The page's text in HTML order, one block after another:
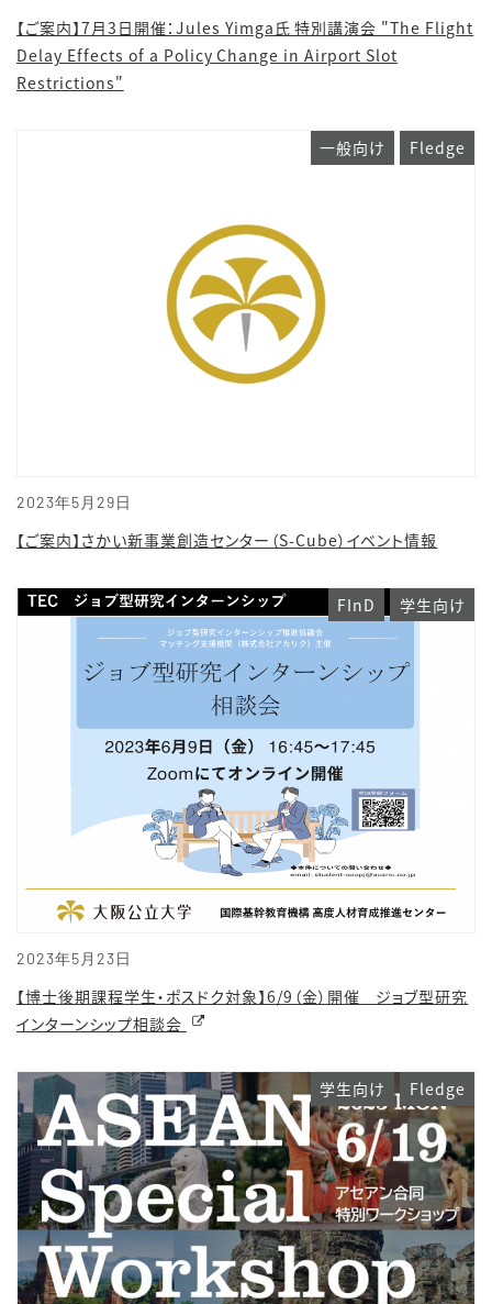
【ご案内】7月3日開催：Jules Yimga氏 特別講演会 "The Flight
Delay Effects of a Policy Change in Airport Slot
Restrictions"
2023年5月29日
一般向け Fledge
【ご案内】さかい新事業創造センター（S-Cube）イベント情報
2023年5月23日
FInD 学生向け
【博士後期課程学生・ポスドク対象】6/9（金）開催 ジョブ型研究
インターンシップ相談会
学生向け Fledge